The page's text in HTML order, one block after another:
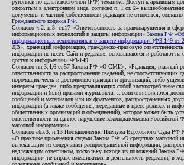
рукописи по дальневосточной (РФ) тематике. Доступ к архивным
открытым в электронном виде, согласно п. 1 ст. 24
документы к частной собственности редакции не относятся,
Гражданского кодекса РФ
Согласно ч.2. п.3. ст.17 «Ответственность за правонарушения в
информационных технологий и защиты информации» Закона РФ
информационных технологиях и о защите информации» (ФЗ-149 от
ДВ», хранящий информацию, гражданско-правовую ответственность
информации не несет. Сайт и редакция основываются и работают на
доступ к информации» ФЗ-149.
Согласно пп.3,4,6 ст.57 Закона РФ «О СМИ», «Редакция, главный
ответственности за распространение сведений, не соответствующих
порочащих честь и достоинство граждан и организаций, либо
интересы граждан, либо представляющих собой злоупотребление
информации и (или) правами журналиста: ...если они являются
сообщений и материалов или их фрагментов, распространенных
информации (а также сообщения, переданные в пресс-релизах и
общественных организаций и объединений), которое может быть
ответственности за данное нарушение законодательства Российской
массовой информации».
Согласно абз.3, п.13 Постановления Пленума Верховного Суда
«О практике применения судами Закона РФ «О средствах массовой
вытекающим из содержания распространенной информации,
надлежащим ответчиком, поскольку исходя из положений Закона
информации» не вправе вмешиваться в деятельность редакции, в